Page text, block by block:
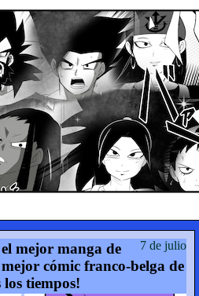
7 de julio
mejor manga de
cómic franco-belga de
los tiempos!